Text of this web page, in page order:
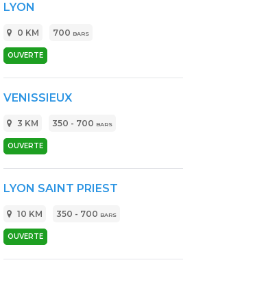
LYON
0 KM 700 BARS
OUVERTE
VENISSIEUX
3 KM 350 - 700 BARS
OUVERTE
LYON SAINT PRIEST
10 KM 350 - 700 BARS
OUVERTE